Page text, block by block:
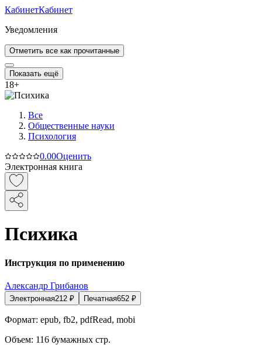
КабинетКабинет
Уведомления
Отметить все как прочитанные
Показать ещё
18+
Все
Общественные науки
Психология
0.00Оценить
Электронная книга
Психика
Инструкция по применению
Александр Грибанов
Электронная212 ₽ Печатная652 ₽
Формат: epub, fb2, pdfRead, mobi
Объем: 116 бумажных стр.